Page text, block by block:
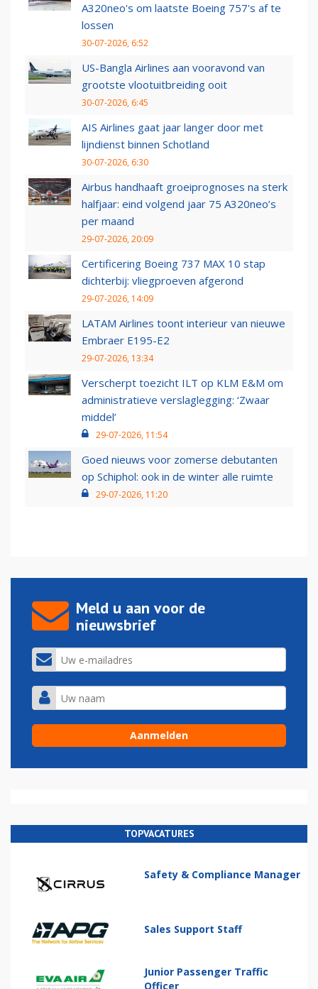
A320neo's om laatste Boeing 757's af te
lossen
30-07-2026, 6:52
US-Bangla Airlines aan vooravond van
grootste vlootuitbreiding ooit
30-07-2026, 6:45
AIS Airlines gaat jaar langer door met
lijndienst binnen Schotland
30-07-2026, 6:30
Airbus handhaaft groeiprognoses na sterk
halfjaar: eind volgend jaar 75 A320neo’s
per maand
29-07-2026, 20:09
Certificering Boeing 737 MAX 10 stap
dichterbij: vliegproeven afgerond
29-07-2026, 14:09
LATAM Airlines toont interieur van nieuwe
Embraer E195-E2
29-07-2026, 13:34
Verscherpt toezicht ILT op KLM E&M om
administratieve verslaglegging: ‘Zwaar
middel’
29-07-2026, 11:54
Goed nieuws voor zomerse debutanten
op Schiphol: ook in de winter alle ruimte
29-07-2026, 11:20
Meld u aan voor de
nieuwsbrief
TOPVACATURES
Safety & Compliance Manager
Sales Support Staff
Junior Passenger Traffic
Officer